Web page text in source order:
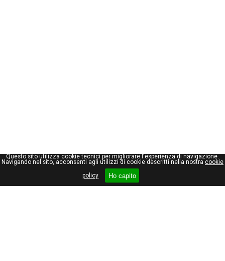
Questo sito utilizza cookie tecnici per migliorare l'esperienza di navigazione.
Navigando nel sito, acconsenti agli utilizzi di cookie descritti nella nostra cookie
policy
Ho capito